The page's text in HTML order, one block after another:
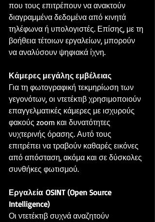
που τους επιτρέπουν να ανακτούν
διαγραμμένα δεδομένα από κινητά
τηλέφωνα ή υπολογιστές. Επίσης, με τη
βοήθεια τέτοιων εργαλείων, μπορούν
να αναλύσουν ψηφιακά ίχνη.
Κάμερες μεγάλης εμβέλειας
Για τη φωτογραφική τεκμηρίωση των
γεγονότων, οι ντετέκτιβ χρησιμοποιούν
επαγγελματικές κάμερες με ισχυρούς
φακούς zoom και δυνατότητες
νυχτερινής όρασης. Αυτό τους
επιτρέπει να τραβούν καθαρές εικόνες
από απόσταση, ακόμα και σε δύσκολες
συνθήκες φωτισμού.
Εργαλεία OSINT (Open Source
Intelligence)
Οι ντετέκτιβ συχνά αναζητούν